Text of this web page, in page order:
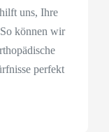
uns, Ihre
können wir
perfekt